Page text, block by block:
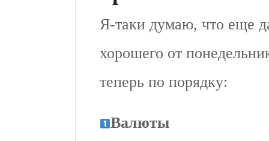
Я-таки думаю, что еще
хорошего от
теперь по порядку:
Валюты